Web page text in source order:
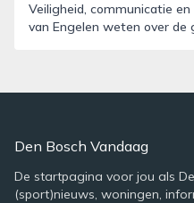
Veiligheid, communicatie
van Engelen weten over de
Den Bosch Vandaag
De startpagina voor jou als
(sport)nieuws, woningen,